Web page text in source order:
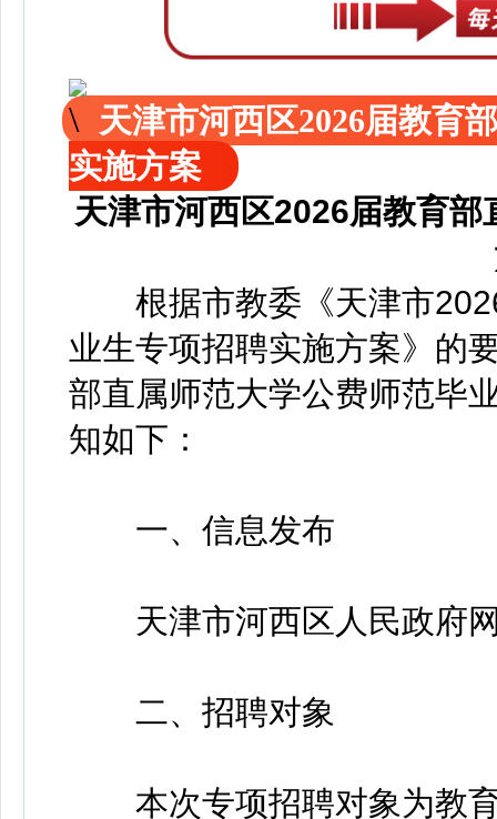
天津市河西区2026届教育
实施方案
天津市河西区2026届教育
根据市教委《天津市
业生专项招聘实施方案》的
部直属师范大学公费师范毕
知如下：
一、信息发布
天津市河西区人民政府网
二、招聘对象
本次专项招聘对象为教育